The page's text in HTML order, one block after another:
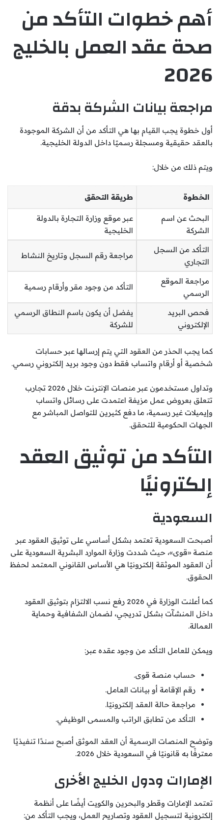
أهم خطوات التأكد من
صحة عقد العمل بالخليج
2026
مراجعة بيانات الشركة بدقة
أول خطوة يجب القيام بها هي التأكد من أن الشركة الموجودة
بالعقد حقيقية ومسجلة رسميًا داخل الدولة الخليجية.
ويتم ذلك من خلال:
الخطوة طريقة التحقق
البحث عن اسم
الشركة
عبر موقع وزارة التجارة بالدولة
الخليجية
التأكد من السجل
التجاري
مراجعة رقم السجل وتاريخ النشاط
مراجعة الموقع
الرسمي
التأكد من وجود مقر وأرقام رسمية
فحص البريد
الإلكتروني
يفضل أن يكون باسم النطاق الرسمي
للشركة
كما يجب الحذر من العقود التي يتم إرسالها عبر حسابات
شخصية أو أرقام واتساب فقط دون وجود بريد إلكتروني رسمي.
وتداول مستخدمون عبر منصات الإنترنت خلال 2026 تجارب
تتعلق بعروض عمل مزيفة اعتمدت على رسائل واتساب
وإيميلات غير رسمية، ما دفع كثيرين للتواصل المباشر مع
الجهات الحكومية للتحقق.
التأكد من توثيق العقد
إلكترونيًا
السعودية
أصبحت السعودية تعتمد بشكل أساسي على توثيق العقود عبر
منصة «قوى»، حيث شددت وزارة الموارد البشرية السعودية على
أن العقود الموثقة إلكترونيًا هي الأساس القانوني المعتمد لحفظ
الحقوق.
كما أعلنت الوزارة في 2026 رفع نسب الالتزام بتوثيق العقود
داخل المنشآت بشكل تدريجي، لضمان الشفافية وحماية
العمالة.
ويمكن للعامل التأكد من وجود عقده عبر:
حساب منصة قوى.
رقم الإقامة أو بيانات العامل.
مراجعة حالة العقد إلكترونيًا.
التأكد من تطابق الراتب والمسمى الوظيفي.
وتوضح المنصات الرسمية أن العقد الموثق أصبح سندًا تنفيذيًا
معترفًا به قانونيًا في السعودية خلال 2026.
الإمارات ودول الخليج الأخرى
تعتمد الإمارات وقطر والبحرين والكويت أيضًا على أنظمة
إلكترونية لتسجيل العقود وتصاريح العمل، ويجب التأكد من: